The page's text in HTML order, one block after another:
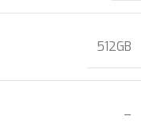
512GB
–